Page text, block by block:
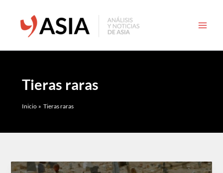
contenido
Tieras raras
Inicio Tieras raras